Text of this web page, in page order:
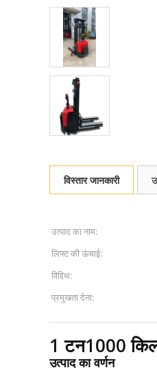
विस्तार जानकारी
उत्पाद का नाम:
लिफ्ट की ऊंचाई:
विद्दिथ:
प्रमुखता देना:
1 टन1000
उत्पाद का वर्णन